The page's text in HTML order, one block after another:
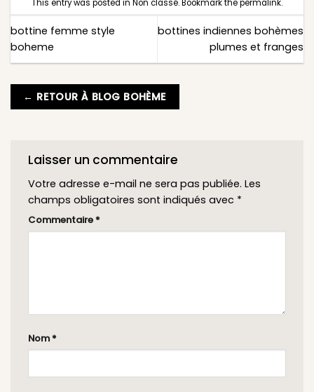
This entry was posted in Non classé. Bookmark thepermalink.
bottine femme style
boheme
bottines indiennes bohèmes
plumes et franges
← RETOUR À BLOG BOHÈME
Laisser un commentaire
Votre adresse e-mail ne sera pas publiée. Les
champs obligatoires sont indiqués avec *
Commentaire *
Nom *